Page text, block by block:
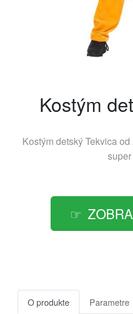
Kostým
Kostým detský Tekvica
O produkte Parametre